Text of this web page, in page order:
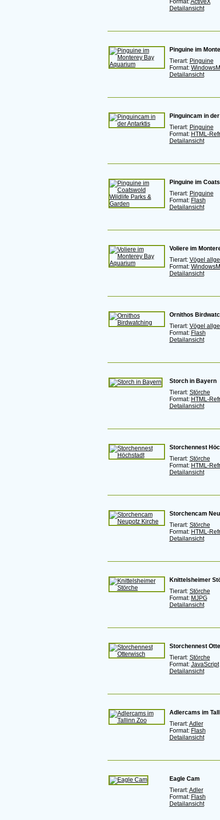
Format:ActiveX
Detailansicht
Pinguine im
Tierart: Pinguine
Format:
Detailansicht
Pinguincam in
Tierart: Pinguine
Format: HTML-
Detailansicht
Pinguine im
Tierart: Pinguine
Format: Flash
Detailansicht
Voliere im
Tierart: Vögel
Format:
Detailansicht
Ornithos
Tierart: Vögel
Format: Flash
Detailansicht
Storch in Bayern
Tierart: Störche
Format: HTML-
Detailansicht
Storchennest
Tierart: Störche
Format: HTML-
Detailansicht
Storchencam
Tierart: Störche
Format: HTML-
Detailansicht
Knittelsheimer
Tierart: Störche
Format: MJPG
Detailansicht
Storchennest
Tierart: Störche
Format: JavaScript
Detailansicht
Adlercams im
Tierart:Adler
Format: Flash
Detailansicht
Eagle Cam
Tierart:Adler
Format: Flash
Detailansicht